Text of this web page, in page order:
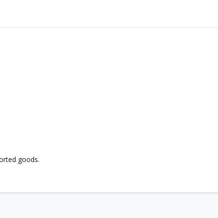
goods.